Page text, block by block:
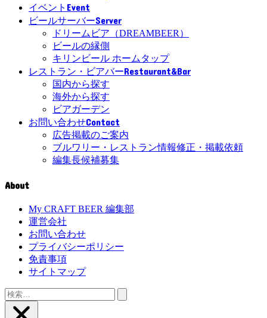
イベント Event
ビールサーバーServer
ドリームビア（DREAMBEER）
ビールの縁側
キリンビール ホームタップ
レストラン・ビアバーRestaurant&Bar
国内から探す
海外から探す
ビアガーデン
お問い合わせContact
広告掲載のご案内
ブルワリー・レストラン情報修正・掲載依頼
編集長候補募集
About
My CRAFT BEER 編集部
運営会社
お問い合わせ
プライバシーポリシー
免責事項
サイトマップ
検
索: